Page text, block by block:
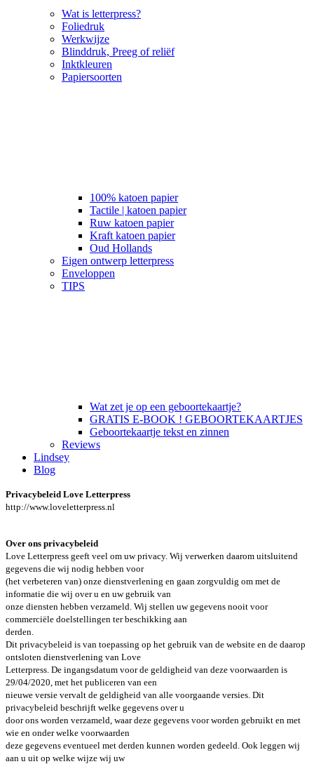
Wat is letterpress?
Foliedruk
Werkwijze
Blinddruk, Preeg of reliëf
Inktkleuren
Papiersoorten
100% katoen papier
Tactile | katoen papier
Ruw katoen papier
Kraft katoen papier
Oud Hollands
Eigen ontwerp letterpress
Enveloppen
TIPS
Wat zet je op een geboortekaartje?
GRATIS E-BOOK ! GEBOORTEKAARTJES
Geboortekaartje tekst en zinnen
Reviews
Lindsey
Blog
Privacybeleid Love Letterpress
http://www.loveletterpress.nl
Over ons privacybeleid
Love Letterpress geeft veel om uw privacy. Wij verwerken daarom uitsluitend
gegevens die wij nodig hebben voor
(het verbeteren van) onze dienstverlening en gaan zorgvuldig om met de
informatie die wij over u en uw gebruik van
onze diensten hebben verzameld. Wij stellen uw gegevens nooit voor
commerciële doelstellingen ter beschikking aan
derden.
Dit privacybeleid is van toepassing op het gebruik van de website en de daarop
ontsloten dienstverlening van Love
Letterpress. De ingangsdatum voor de geldigheid van deze voorwaarden is
29/04/2020, met het publiceren van een
nieuwe versie vervalt de geldigheid van alle voorgaande versies. Dit
privacybeleid beschrijft welke gegevens over u
door ons worden verzameld, waar deze gegevens voor worden gebruikt en met
wie en onder welke voorwaarden
deze gegevens eventueel met derden kunnen worden gedeeld. Ook leggen wij
aan u uit op welke wijze wij uw